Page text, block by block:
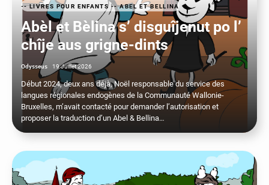
-- LIVRES POUR ENFANTS -- ABEL ET BELLINA
Abèl et Bèlina s’ disguîjenut po l’
chîje aus grigne-dints
Odysseus 19 Juillet 2026
Début 2024, deux ans déjà, Noël responsable du service des
langues régionales endogènes de la Communauté Wallonie-
Bruxelles, m’avait contacté pour demander l’autorisation et
proposer la traduction d’un Abel & Bellina…